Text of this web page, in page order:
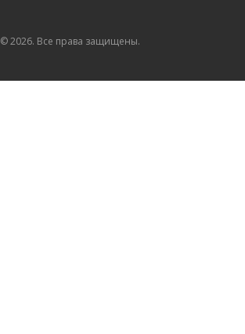
© 2026. Все права защищены.